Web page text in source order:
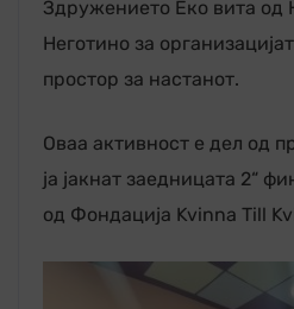
Здружението Еко вита од
Неготино за
простор за настанот.
Оваа активност е дел од
ја јакнат заедницата 2“
од Фондација Kvinna Till